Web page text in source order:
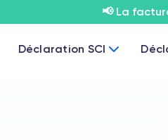
📢 La
Déclaration SCI